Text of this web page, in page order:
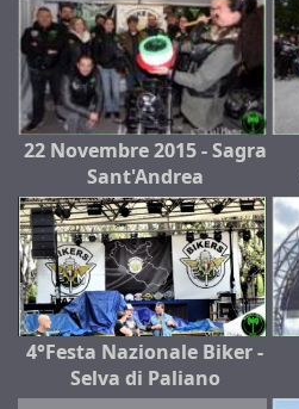
22 Novembre 2015 - Sagra
Sant'Andrea
4°Festa Nazionale Biker -
Selva di Paliano